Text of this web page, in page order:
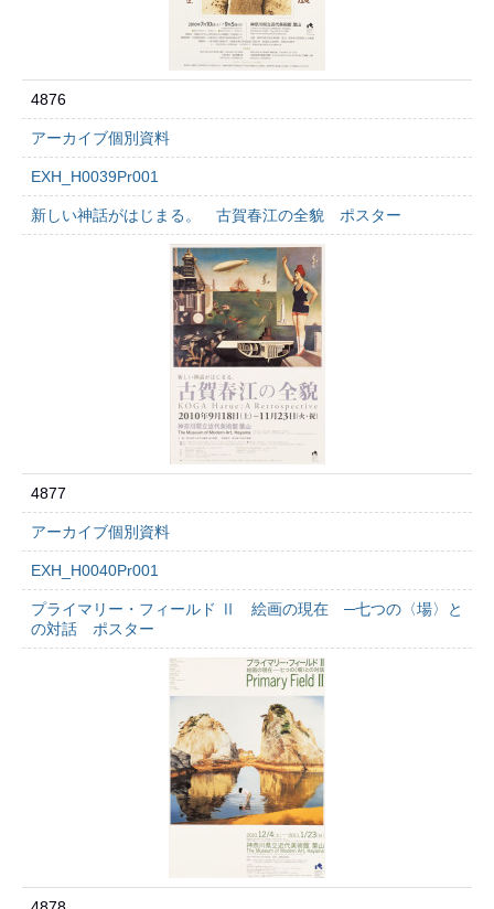
4876
アーカイブ個別資料
EXH_H0039Pr001
新しい神話がはじまる。 古賀春江の全貌 ポスター
4877
アーカイブ個別資料
EXH_H0040Pr001
プライマリー・フィールド Ⅱ 絵画の現在 ─七つの〈場〉と
の対話 ポスター